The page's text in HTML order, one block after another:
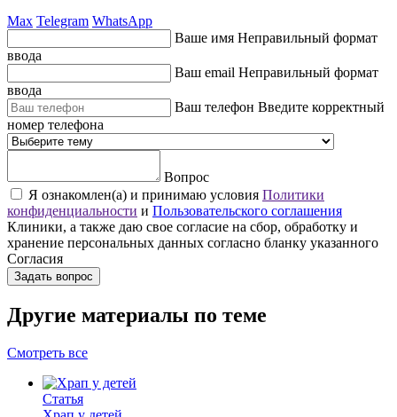
Max Telegram WhatsApp
Ваше имя Неправильный формат
ввода
Ваш email Неправильный формат
ввода
Ваш телефон Введите корректный
номер телефона
Вопрос
Я ознакомлен(а) и принимаю условия Политики
конфиденциальности и Пользовательского соглашения
Клиники, а также даю свое согласие на сбор, обработку и
хранение персональных данных согласно бланку указанного
Согласия
Задать вопрос
Другие материалы по теме
Смотреть все
Статья